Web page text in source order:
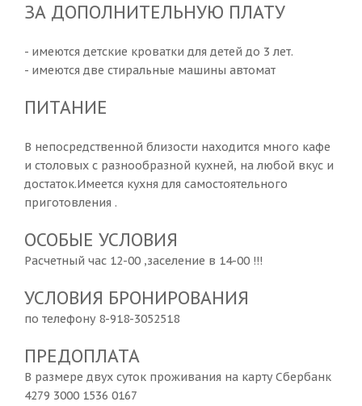
ЗА ДОПОЛНИТЕЛЬНУЮ ПЛАТУ
- имеются детские кроватки для детей до 3 лет.
- имеются две стиральные машины автомат
ПИТАНИЕ
В непосредственной близости находится много кафе
и столовых с разнообразной кухней, на любой вкус и
достаток.Имеется кухня для самостоятельного
приготовления .
ОСОБЫЕ УСЛОВИЯ
Расчетный час 12-00 ,заселение в 14-00 !!!
УСЛОВИЯ БРОНИРОВАНИЯ
по телефону 8-918-3052518
ПРЕДОПЛАТА
В размере двух суток проживания на карту Сбербанк
4279 3000 1536 0167